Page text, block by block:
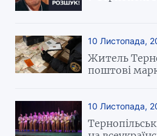
10 Листопада,
Житель
поштові
10 Листопада,